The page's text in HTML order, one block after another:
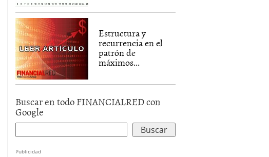
Estructura y
recurrencia en el
patrón de
máximos...
Buscar en todo FINANCIALRED con
Google
Publicidad